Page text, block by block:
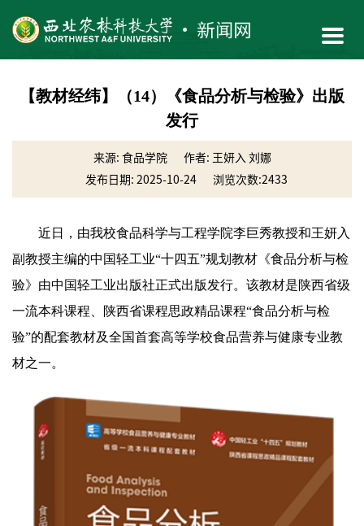
【教材经纬】（14）《食品分析与检验》出版
发行
来源: 食品学院
作者: 王妍入 刘娜
发布日期: 2025-10-24
浏览次数:2433
近日，由我校食品科学与工程学院李巨秀教授和王妍入
副教授主编的中国轻工业“十四五”规划教材《食品分析与检
验》由中国轻工业出版社正式出版发行。该教材是陕西省级
一流本科课程、陕西省课程思政精品课程“食品分析与检
验”的配套教材及全国首套高等学校食品营养与健康专业教
材之一。